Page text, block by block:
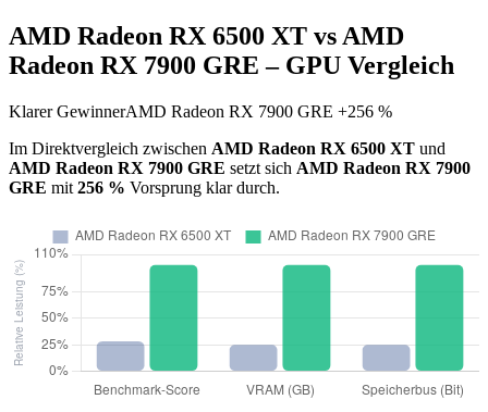
AMD Radeon RX 6500 XT vs AMD
Radeon RX 7900 GRE – GPU Vergleich
Klarer GewinnerAMD Radeon RX 7900 GRE +256 %
Im Direktvergleich zwischen AMD Radeon RX 6500 XT und
AMD Radeon RX 7900 GRE setzt sich AMD Radeon RX 7900
GRE mit 256 % Vorsprung klar durch.